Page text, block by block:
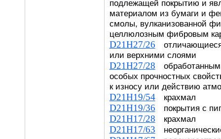
подлежащей покрытию и
материалом из бумаги и
смолы, вулканизованной
целлюлозным фибровым
D21H27/26
или верхними слоями
D21H27/28
особых прочностных
к износу или действию
D21H19/54крахмал
D21H19/36 покрытия с
D21H17/28 крахмал
D21H17/63